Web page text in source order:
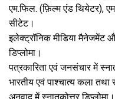
एम.फिल. (फ़िल्म एंड थियेटर),
सीटेट।
इलेक्ट्रॉनिक मीडिया मैनेजमेंट
डिप्लोमा।
पत्रकारिता एवं जनसंचार में
भारतीय एवं पाश्चात्य कला तथा